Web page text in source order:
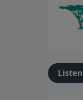
Listen